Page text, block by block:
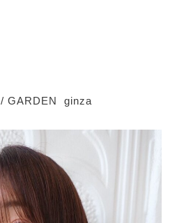
/ GARDEN ginza